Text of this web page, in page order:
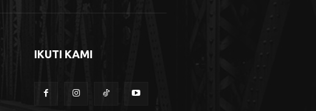
IKUTI KAMI